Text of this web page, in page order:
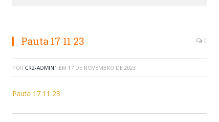
Pauta 17 11 23 0
POR CR2-ADMIN1 EM 17 DE NOVEMBRO DE 2023
Pauta 17 11 23